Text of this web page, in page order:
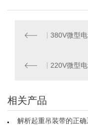
380V微型
220V微型
相关产品
解析起重吊装带的正